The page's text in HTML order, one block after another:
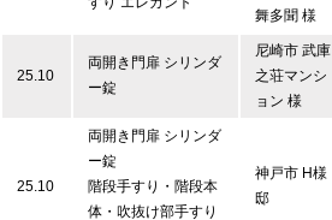
舞多聞 様
25.10
両開き門扉 シリンダ
ー錠
尼崎市 武庫
之荘マンシ
ョン 様
25.10
両開き門扉 シリンダ
ー錠
階段手すり・階段本
体・吹抜け部手すり
神戸市 H様
邸